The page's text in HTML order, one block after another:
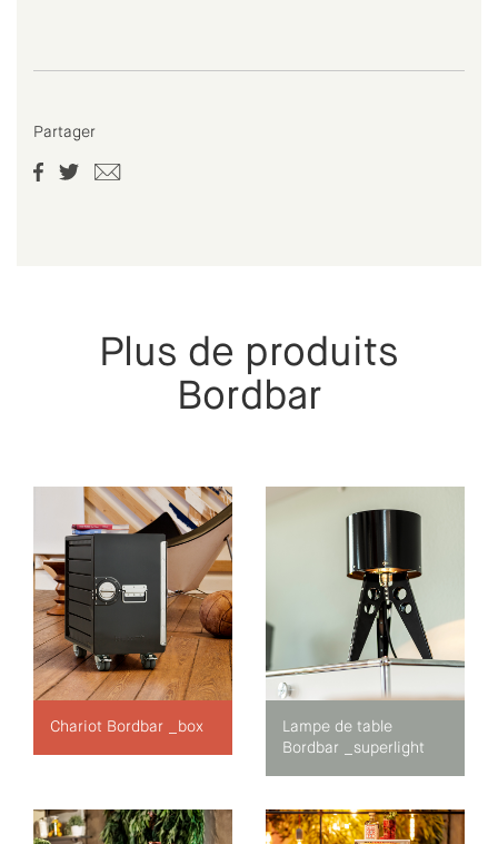
Partager
Plus de produits
Bordbar
Chariot Bordbar _box
Lampe de table
Bordbar _superlight